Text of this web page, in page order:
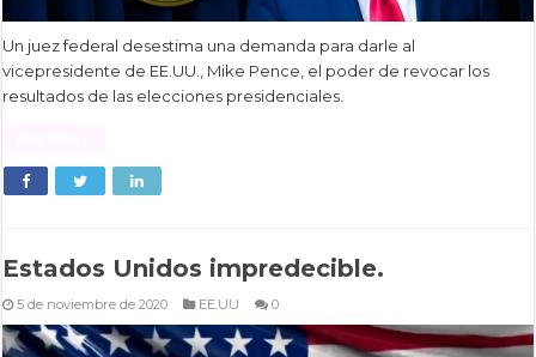
Un juez federal desestima una demanda para darle al
vicepresidente de EE.UU., Mike Pence, el poder de revocar los
resultados de las elecciones presidenciales.
Estados Unidos impredecible.
5 de noviembre de 2020 EE.UU 0